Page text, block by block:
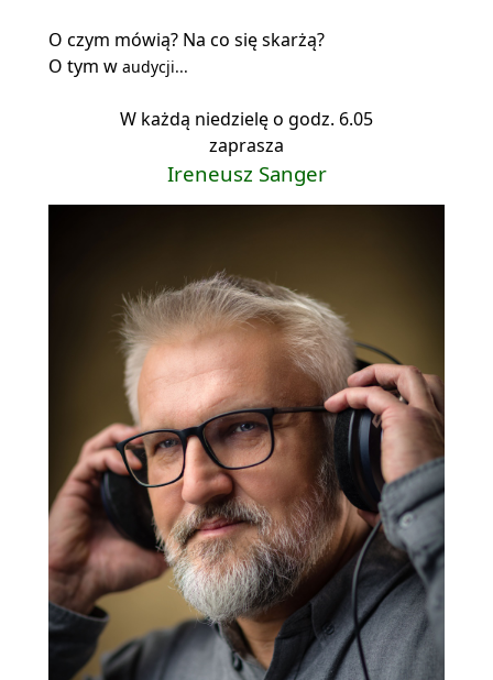
O czym mówią? Na co się skarżą?
O tym w audycji...
W każdą niedzielę o godz. 6.05
zaprasza
Ireneusz Sanger